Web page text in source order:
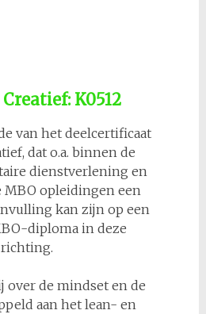
K0512
van het deelcertificaat
dat o.a. binnen de
dienstverlening en
MBO opleidingen een
kan zijn op een
diploma in deze
richting.
over de mindset en de
aan het lean- en